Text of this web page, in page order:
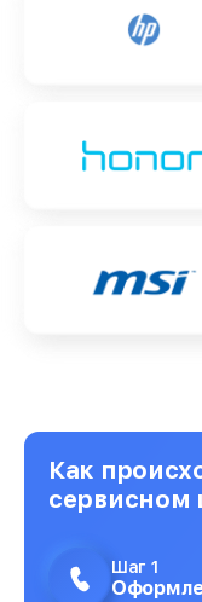
Как
сервисном
Шаг 1